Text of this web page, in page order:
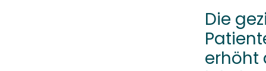
Die
erhöht